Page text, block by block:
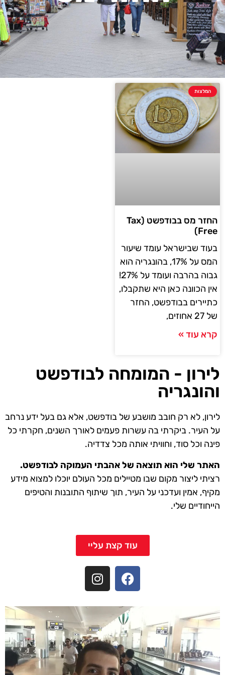
המלצות
החזר מס בבודפשט (Tax
Free)
בעוד שבישראל עומד שיעור
המס על 17%, בהונגריה הוא
גבוה בהרבה ועומד על 27%!
אין הכוונה כאן היא שתקבלו,
כתיירים בבודפשט, החזר
של 27 אחוזים,
קרא עוד »
לירון - המומחה לבודפשט
והונגריה
לירון, לא רק חובב מושבע של בודפשט, אלא גם בעל ידע נרחב
על העיר. ביקרתי בה עשרות פעמים לאורך השנים, חקרתי כל
פינה וכל סוד, וחוויתי אותה מכל צדדיה.
האתר שלי הוא תוצאה של אהבתי העמוקה לבודפשט.
רציתי ליצור מקום שבו מטיילים מכל העולם יוכלו למצוא מידע
מקיף, אמין ועדכני על העיר, תוך שיתוף התובנות והטיפים
הייחודיים שלי.
עוד קצת עליי